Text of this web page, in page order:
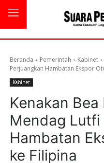
Beranda Pemerintah Kabinet
Perjuangkan Hambatan Ekspor
Kabinet
Kenakan Bea
Mendag Lutfi
Hambatan
ke Filipina